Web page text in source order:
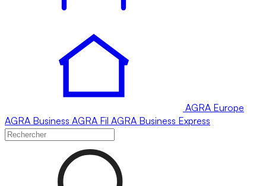
AGRA Europe
AGRA Business AGRA Fil AGRA Business Express